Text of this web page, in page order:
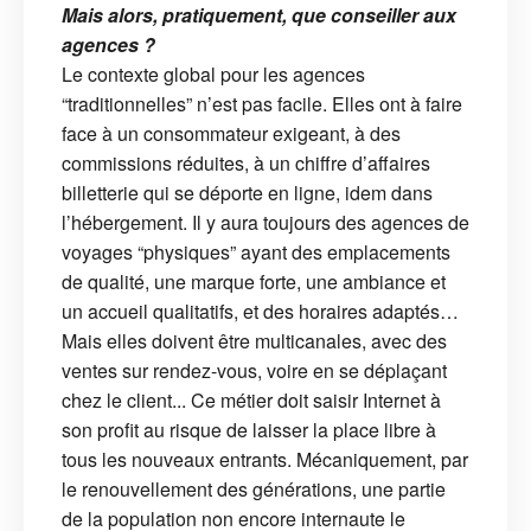
Mais alors, pratiquement, que conseiller aux
agences ?
Le contexte global pour les agences
“traditionnelles” n’est pas facile. Elles ont à faire
face à un consommateur exigeant, à des
commissions réduites, à un chiffre d’affaires
billetterie qui se déporte en ligne, idem dans
l’hébergement. Il y aura toujours des agences de
voyages “physiques” ayant des emplacements
de qualité, une marque forte, une ambiance et
un accueil qualitatifs, et des horaires adaptés…
Mais elles doivent être multicanales, avec des
ventes sur rendez-vous, voire en se déplaçant
chez le client... Ce métier doit saisir Internet à
son profit au risque de laisser la place libre à
tous les nouveaux entrants. Mécaniquement, par
le renouvellement des générations, une partie
de la population non encore internaute le